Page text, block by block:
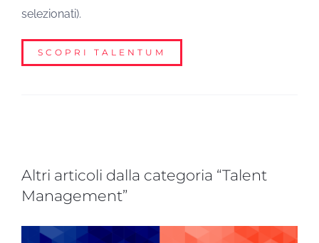
selezionati).
SCOPRI TALENTUM
Altri articoli dalla categoria “Talent
Management”